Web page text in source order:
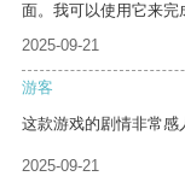
面。我可以使用它来完
2025-09-21
游客
这款游戏的剧情非常感
2025-09-21